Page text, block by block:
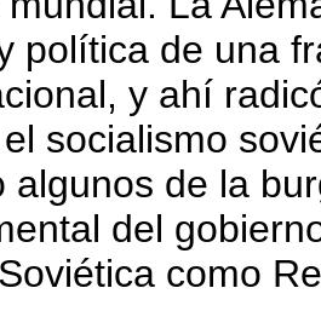
política de una
y ahí
socialismo
algunos de la
del
como